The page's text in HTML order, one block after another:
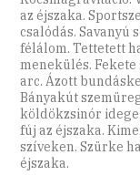
az éjszaka.
csalódás. Savanyú
félálom. Tettetett
menekülés. Fekete
arc. Ázott
Bányakút
köldökzsinór
fúj az éjszaka.
szíveken. Szürke
éjszaka.